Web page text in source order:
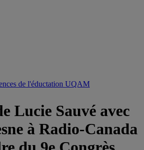
Lucie Sauvé avec
à Radio-Canada